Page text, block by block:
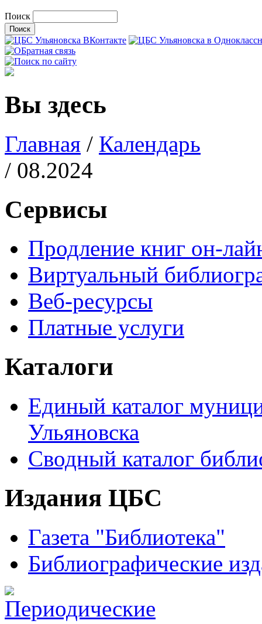
Поиск
Вы здесь
Главная / Календарь
/ 08.2024
Сервисы
Продление книг он-
Виртуальный
Веб-ресурсы
Платные услуги
Каталоги
Единый каталог
Ульяновска
Сводный каталог
Издания ЦБС
Газета "Библиотека"
Библиографические